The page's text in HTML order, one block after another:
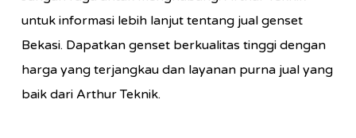
untuk informasi lebih lanjut tentang jual genset
Bekasi. Dapatkan genset berkualitas tinggi dengan
harga yang terjangkau dan layanan purna jual yang
baik dari Arthur Teknik.